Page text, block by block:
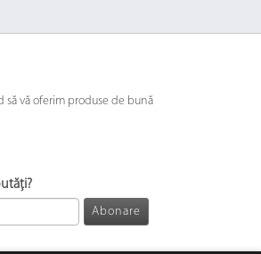
vă oferim produse de bună
Abonare